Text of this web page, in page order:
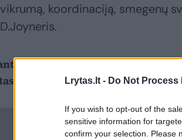
Lrytas.lt - Do Not
If you wish to opt-out of the
sensitive information for
confirm your selection. Please
koordinaciją, smegenų
Alzheimeriu – neįtikėtina
šuo